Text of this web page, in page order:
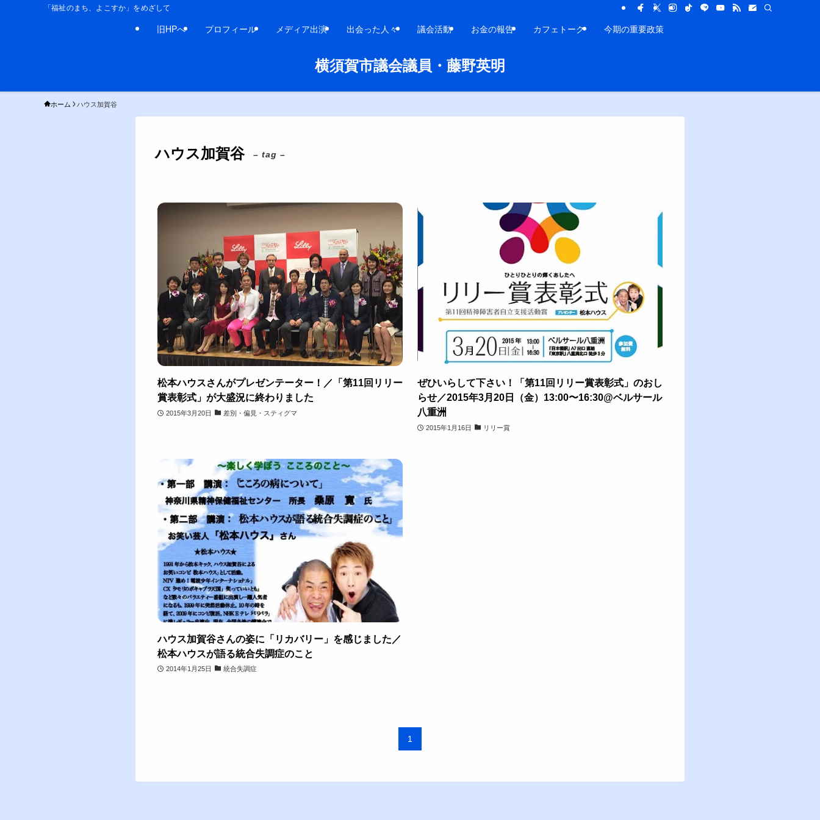
「福祉のまち、よこすか」をめざして
横須賀市議会議員・藤野英明
旧HPへ プロフィール メディア出演 出会った人々 議会活動 お金の報告 カフェトーク 今期の重要政策
ホーム ハウス加賀谷
ハウス加賀谷 – tag –
松本ハウスさんがプレゼンテーター！／「第11回リリー
賞表彰式」が大盛況に終わりました
2015年3月20日 差別・偏見・スティグマ
ぜひいらして下さい！「第11回リリー賞表彰式」のおし
らせ／2015年3月20日（金）13:00〜16:30@ベルサール
八重洲
2015年1月16日 リリー賞
ハウス加賀谷さんの姿に「リカバリー」を感じました／
松本ハウスが語る統合失調症のこと
2014年1月25日 統合失調症
1